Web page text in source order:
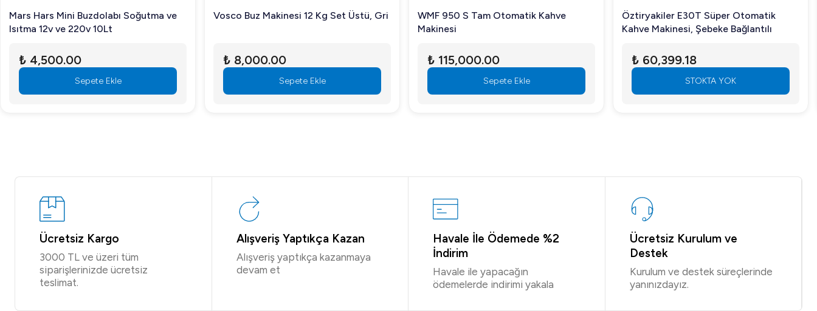
Mars Hars Mini Buzdolabı Soğutma ve
Isıtma 12v ve 220v 10Lt
₺ 4,500.00
Sepete Ekle
Vosco Buz Makinesi 12 Kg Set Üstü, Gri
₺ 8,000.00
Sepete Ekle
WMF 950 S Tam Otomatik Kahve
Makinesi
₺ 115,000.00
Sepete Ekle
Öztiryakiler E30T Süper Otomatik
Kahve Makinesi, Şebeke Bağlantılı
₺ 60,399.18
STOKTA YOK
Ücretsiz Kargo
3000 TL ve üzeri tüm
siparişlerinizde ücretsiz
teslimat.
Alışveriş Yaptıkça Kazan
Alışveriş yaptıkça kazanmaya
devam et
Havale İle Ödemede %2
İndirim
Havale ile yapacağın
ödemelerde indirimi yakala
Ücretsiz Kurulum ve
Destek
Kurulum ve destek süreçlerinde
yanınızdayız.